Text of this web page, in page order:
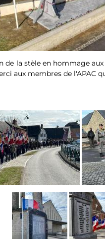
de la stèle en hommage
aux membres de l'APAC